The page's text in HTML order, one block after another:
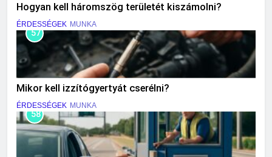
Hogyan kell háromszög területét kiszámolni?
ÉRDESSÉGEK MUNKA
57
Mikor kell izzítógyertyát cserélni?
ÉRDESSÉGEK MUNKA
58